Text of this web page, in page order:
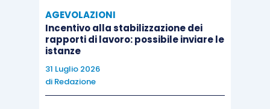
Riguardo, invece, al piano Beta, tenuto conto che
tali somme non sono corrisposte in relazione al
rapporto di lavoro intrattenuto con la Società,
quest’ultima non ha obblighi di sostituzione
AGEVOLAZIONI
Incentivo alla stabilizzazione dei
rapporti di lavoro: possibile inviare le
istanze
31 Luglio 2026
di Redazione